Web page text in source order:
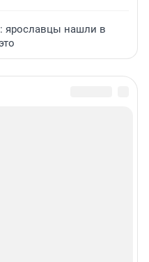
ярославцы нашли в